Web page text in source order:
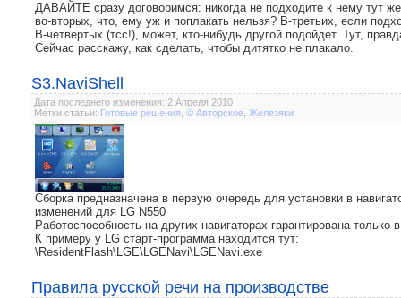
ДАВАЙТЕ сразу договоримся: никогда не подходите к нему тут
во-вторых, что, ему уж и поплакать нельзя? В-третьих, если
В-четвертых (тсс!), может, кто-нибудь другой подойдет. Тут,
Сейчас расскажу, как сделать, чтобы дитятко не плакало.
S3.NaviShell
Дата последнего изменения: 2 Апреля 2010
Метки статьи: Готовые решения © Авторское Железяки
Сборка предназначена в первую очередь для установки в
изменений для LG N550
Работоспособность на других навигаторах гарантирована
К примеру у LG старт-программа находится тут:
\ResidentFlash\LGE\LGENavi\LGENavi.exe
Правила русской речи на производстве